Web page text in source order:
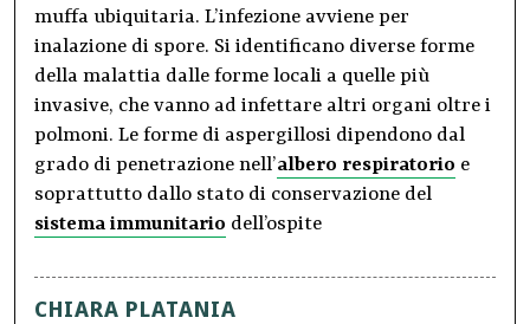
muffa ubiquitaria. L’infezione avviene per
inalazione di spore. Si identificano diverse forme
della malattia dalle forme locali a quelle più
invasive, che vanno ad infettare altri organi oltre i
polmoni. Le forme di aspergillosi dipendono dal
grado di penetrazione nell’albero respiratorio e
soprattutto dallo stato di conservazione del
sistema immunitario dell’ospite
CHIARA PLATANIA